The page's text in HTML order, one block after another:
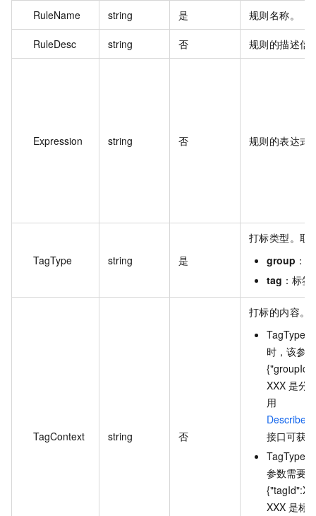
RuleName string 是 规则名称。
RuleDesc string 否 规则的描述信
Expression string 否 规则的表达式
TagType string 是
打标类型。取
group ：
tag ：标签
TagContext string 否
打标的内容。
TagType
时，该参
XXX 是分
用
接口可获
TagType
参数需要
XXX 是标